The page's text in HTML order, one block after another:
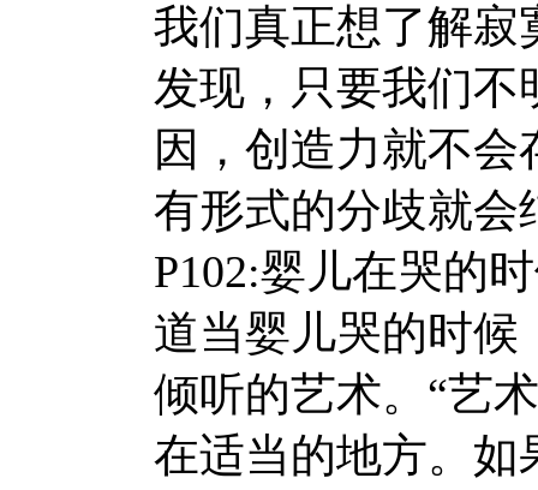
我们真正想了解寂
发现，只要我们不
因，创造力就不
有形式的分歧就会
P102:婴儿在哭的
道当婴儿哭的时候
倾听的艺术。“艺
在适当的地方。如